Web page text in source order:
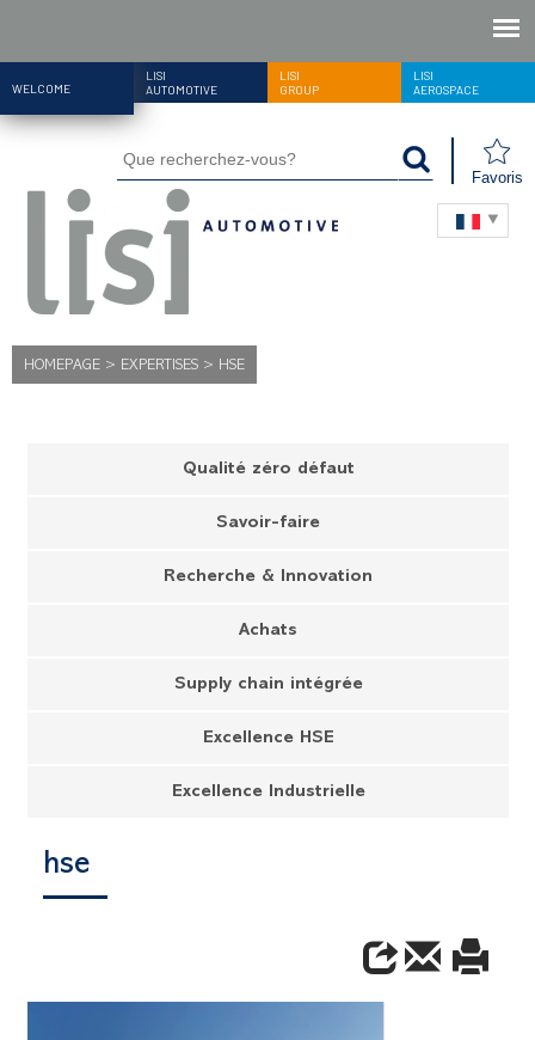
WELCOME
LISI
AUTOMOTIVE
LISI
GROUP
LISI
AEROSPACE
Favoris
HOMEPAGE > EXPERTISES > HSE
Qualité zéro défaut
Savoir-faire
Recherche & Innovation
Achats
Supply chain intégrée
Excellence HSE
Excellence Industrielle
hse